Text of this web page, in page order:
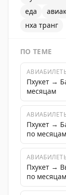
еда
нха транг
ПО ТЕМЕ
Пхукет →
месяцам
Пхукет →
по месяцам
Пхукет →
по месяцам